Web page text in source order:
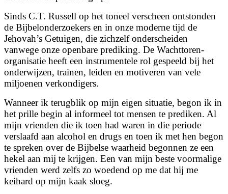
Sinds C.T. Russell op het toneel verscheen ontstonden
de Bijbelonderzoekers en in onze moderne tijd de
Jehovah’s Getuigen, die zichzelf onderscheiden
vanwege onze openbare prediking. De Wachttoren-
organisatie heeft een instrumentele rol gespeeld bij het
onderwijzen, trainen, leiden en motiveren van vele
miljoenen verkondigers.
Wanneer ik terugblik op mijn eigen situatie, begon ik in
het prille begin al informeel tot mensen te prediken. Al
mijn vrienden die ik toen had waren in die periode
verslaafd aan alcohol en drugs en toen ik met hen begon
te spreken over de Bijbelse waarheid begonnen ze een
hekel aan mij te krijgen. Een van mijn beste voormalige
vrienden werd zelfs zo woedend op me dat hij me
keihard op mijn kaak sloeg.